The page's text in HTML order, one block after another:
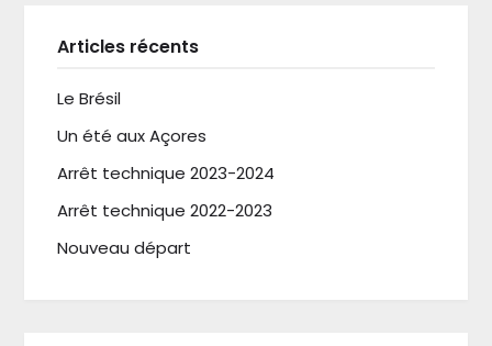
Articles récents
Le Brésil
Un été aux Açores
Arrêt technique 2023-2024
Arrêt technique 2022-2023
Nouveau départ